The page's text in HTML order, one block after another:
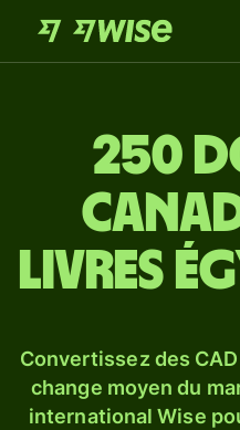
250
livres
Convertissez des
change moyen du
international Wise